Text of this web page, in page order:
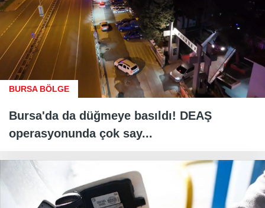
BURSA BÖLGE
Bursa'da da düğmeye basıldı! DEAŞ
operasyonunda çok say...